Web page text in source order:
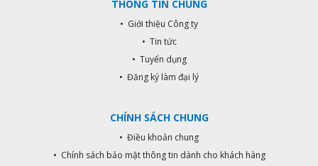
THÔNG TIN CHUNG
• Giới thiệu Công ty
• Tin tức
• Tuyển dụng
• Đăng ký làm đại lý
CHÍNH SÁCH CHUNG
• Điều khoản chung
• Chính sách bảo mật thông tin dành cho khách hàng